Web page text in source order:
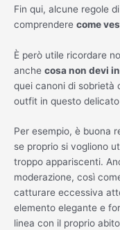
Fin qui, alcune regole
comprendere come
È però utile ricordare
anche cosa non devi
quei canoni di sobrietà
outfit in questo
Per esempio, è buona
se proprio si vogliono
troppo appariscenti.
moderazione, così
catturare eccessiva
elemento elegante e
linea con il proprio